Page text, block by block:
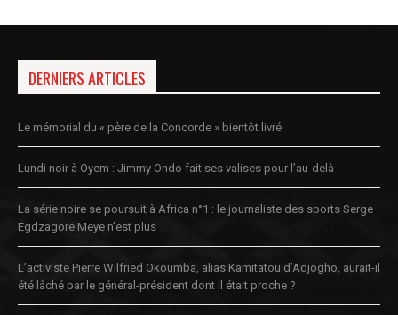
DERNIERS ARTICLES
Le mémorial du « père de la Concorde » bientôt livré
Lundi noir à Oyem : Jimmy Ondo fait ses valises pour l’au-delà
La série noire se poursuit à Africa n°1 : le journaliste des sports Serge
Egdzagore Meye n’est plus
L’activiste Pierre Wilfried Okoumba, alias Kamitatou d’Adjogho, aurait-il
été lâché par le général-président dont il était proche ?